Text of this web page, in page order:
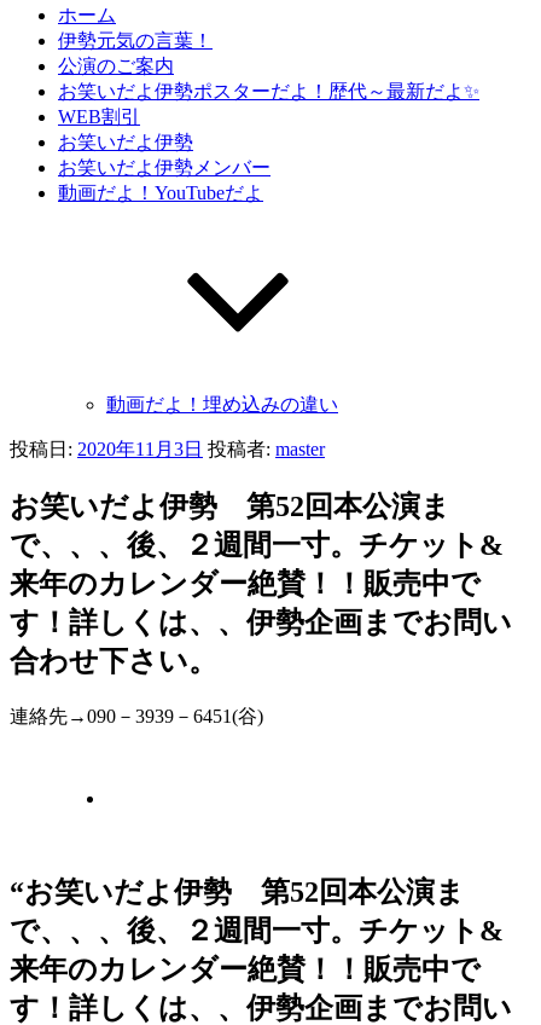
ホーム
伊勢元気の言葉！
公演のご案内
お笑いだよ伊勢ポスターだよ！歴代～最新だよ✨
WEB割引
お笑いだよ伊勢
お笑いだよ伊勢メンバー
動画だよ！YouTubeだよ
動画だよ！埋め込みの違い
投稿日: 2020年11月3日 投稿者: master
お笑いだよ伊勢 第52回本公演ま
で、、、後、２週間一寸。チケット&
来年のカレンダー絶賛！！販売中で
す！詳しくは、、伊勢企画までお問い
合わせ下さい。
連絡先→090－3939－6451(谷)
“お笑いだよ伊勢 第52回本公演ま
で、、、後、２週間一寸。チケット&
来年のカレンダー絶賛！！販売中で
す！詳しくは、、伊勢企画までお問い